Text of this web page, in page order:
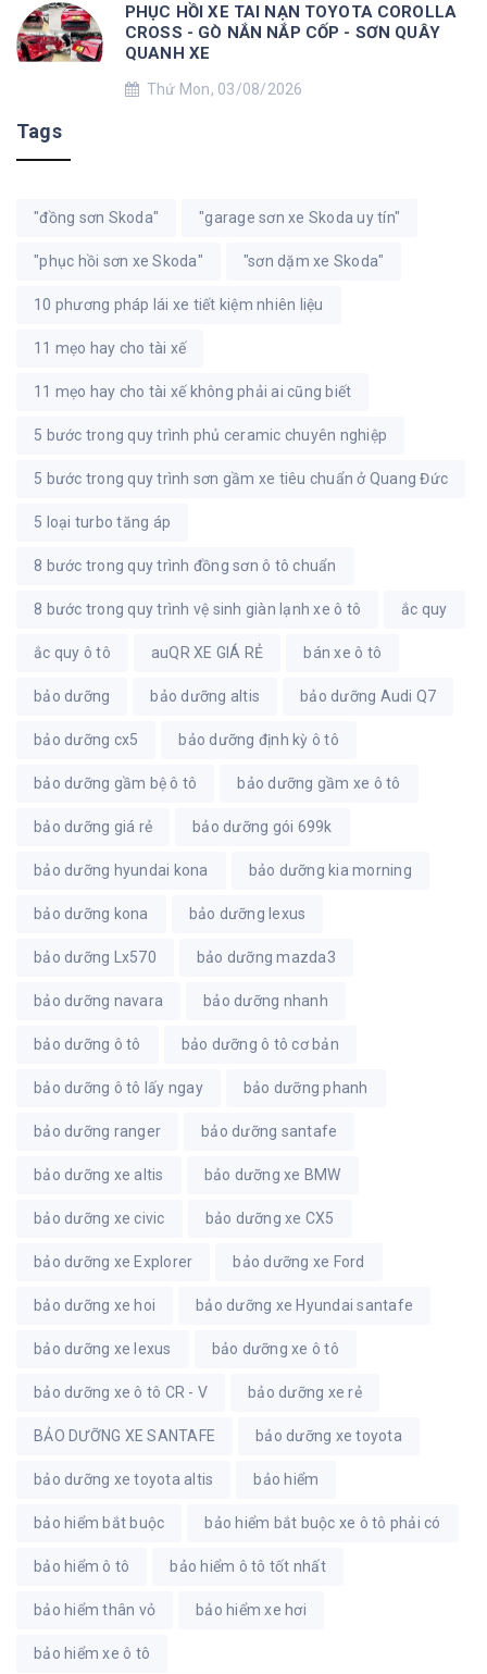
PHỤC HỒI XE TAI NẠN TOYOTA COROLLA
CROSS - GÒ NẮN NẮP CỐP - SƠN QUÂY
QUANH XE
Thứ Mon, 03/08/2026
Tags
"đồng sơn Skoda" "garage sơn xe Skoda uy tín"
"phục hồi sơn xe Skoda" "sơn dặm xe Skoda"
10 phương pháp lái xe tiết kiệm nhiên liệu
11 mẹo hay cho tài xế
11 mẹo hay cho tài xế không phải ai cũng biết
5 bước trong quy trình phủ ceramic chuyên nghiệp
5 bước trong quy trình sơn gầm xe tiêu chuẩn ở Quang Đức
5 loại turbo tăng áp
8 bước trong quy trình đồng sơn ô tô chuẩn
8 bước trong quy trình vệ sinh giàn lạnh xe ô tô ắc quy
ắc quy ô tô auQR XE GIÁ RẺ bán xe ô tô
bảo dưỡng bảo dưỡng altis bảo dưỡng Audi Q7
bảo dưỡng cx5 bảo dưỡng định kỳ ô tô
bảo dưỡng gầm bệ ô tô bảo dưỡng gầm xe ô tô
bảo dưỡng giá rẻ bảo dưỡng gói 699k
bảo dưỡng hyundai kona bảo dưỡng kia morning
bảo dưỡng kona bảo dưỡng lexus
bảo dưỡng Lx570 bảo dưỡng mazda3
bảo dưỡng navara bảo dưỡng nhanh
bảo dưỡng ô tô bảo dưỡng ô tô cơ bản
bảo dưỡng ô tô lấy ngay bảo dưỡng phanh
bảo dưỡng ranger bảo dưỡng santafe
bảo dưỡng xe altis bảo dưỡng xe BMW
bảo dưỡng xe civic bảo dưỡng xe CX5
bảo dưỡng xe Explorer bảo dưỡng xe Ford
bảo dưỡng xe hoi bảo dưỡng xe Hyundai santafe
bảo dưỡng xe lexus bảo dưỡng xe ô tô
bảo dưỡng xe ô tô CR - V bảo dưỡng xe rẻ
BẢO DƯỠNG XE SANTAFE bảo dưỡng xe toyota
bảo dưỡng xe toyota altis bảo hiểm
bảo hiểm bắt buộc bảo hiểm bắt buộc xe ô tô phải có
bảo hiểm ô tô bảo hiểm ô tô tốt nhất
bảo hiểm thân vỏ bảo hiểm xe hơi
bảo hiểm xe ô tô